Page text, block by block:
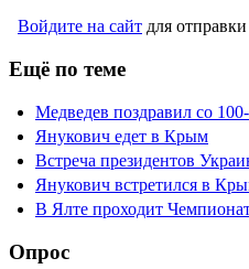
Войдите на сайт для
Ещё по теме
Медведев поздравил со
Янукович едет в Крым
Встреча президентов
Янукович встретился в
В Ялте проходит
Опрос